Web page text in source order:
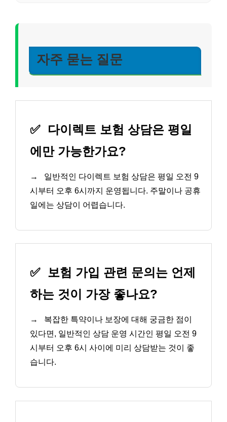
자주 묻는 질문
✅
다이렉트 보험 상담은 평일
에만 가능한가요?
→
일반적인 다이렉트 보험 상담은 평일 오전 9
시부터 오후 6시까지 운영됩니다. 주말이나 공휴
일에는 상담이 어렵습니다.
✅ 보험 가입 관련 문의는 언제
하는 것이 가장 좋나요?
→
복잡한 특약이나 보장에 대해 궁금한 점이
있다면, 일반적인 상담 운영 시간인 평일 오전 9
시부터 오후 6시 사이에 미리 상담받는 것이 좋
습니다.